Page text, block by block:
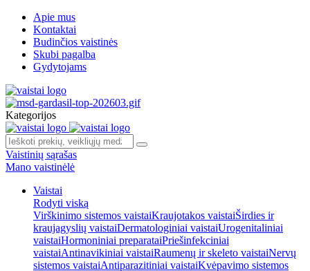
Apie mus
Kontaktai
Budinčios vaistinės
Skubi pagalba
Gydytojams
Kategorijos
Vaistinių sąrašas
Mano vaistinėlė
Vaistai
Rodyti viską
Virškinimo sistemos vaistaiKraujotakos vaistaiŠirdies ir
kraujagyslių vaistaiDermatologiniai vaistaiUrogenitaliniai
vaistaiHormoniniai preparataiPriešinfekciniai
vaistaiAntinavikiniai vaistaiRaumenų ir skeleto vaistaiNervų
sistemos vaistaiAntiparazitiniai vaistaiKvėpavimo sistemos